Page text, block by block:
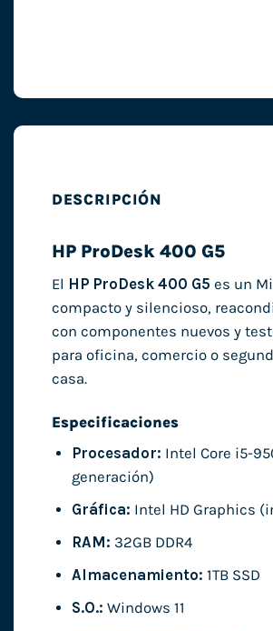
DESCRIPCIÓN
HP ProDesk 400 G5
El HP ProDesk 400 G5 es un
compacto y silencioso,
con componentes nuevos y
para oficina, comercio o
casa.
Especificaciones
Procesador: Intel Core i5-
generación)
Gráfica: Intel HD Graphics
RAM: 32GB DDR4
Almacenamiento: 1TB SSD
S.O.: Windows 11